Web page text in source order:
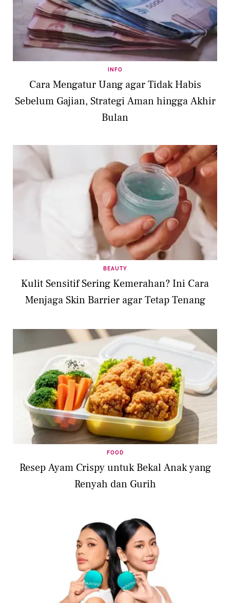
INFO
Cara Mengatur Uang agar Tidak Habis
Sebelum Gajian, Strategi Aman hingga Akhir
Bulan
BEAUTY
Kulit Sensitif Sering Kemerahan? Ini Cara
Menjaga Skin Barrier agar Tetap Tenang
FOOD
Resep Ayam Crispy untuk Bekal Anak yang
Renyah dan Gurih